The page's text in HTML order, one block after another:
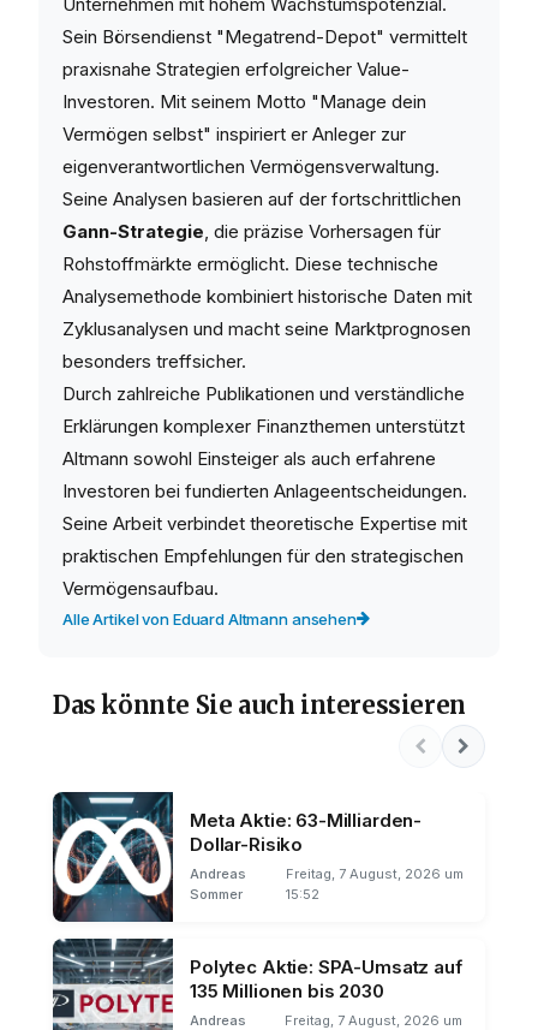
Sein Börsendienst "Megatrend-Depot" vermittelt
praxisnahe Strategien erfolgreicher Value-
Investoren. Mit seinem Motto "Manage dein
Vermögen selbst" inspiriert er Anleger zur
eigenverantwortlichen Vermögensverwaltung.
Seine Analysen basieren auf der fortschrittlichen
Gann-Strategie , die präzise Vorhersagen für
Rohstoffmärkte ermöglicht. Diese technische
Analysemethode kombiniert historische Daten mit
Zyklusanalysen und macht seine Marktprognosen
besonders treffsicher.
Durch zahlreiche Publikationen und verständliche
Erklärungen komplexer Finanzthemen unterstützt
Altmann sowohl Einsteiger als auch erfahrene
Investoren bei fundierten Anlageentscheidungen.
Seine Arbeit verbindet theoretische Expertise mit
praktischen Empfehlungen für den strategischen
Vermögensaufbau.
Alle Artikel von Eduard Altmann ansehen
Das könnte Sie auch interessieren
Meta Aktie: 63-Milliarden-
Dollar-Risiko
Andreas
Sommer
Freitag, 7 August, 2026 um
15:52
Polytec Aktie: SPA-Umsatz auf
135 Millionen bis 2030
Andreas
Freitag, 7 August, 2026 um